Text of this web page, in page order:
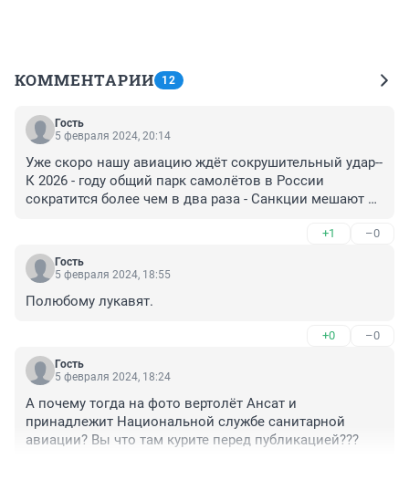
КОММЕНТАРИИ 12
Гость
5 февраля 2024, 20:14
Уже скоро нашу авиацию ждёт сокрушительный удар--
К 2026 - году общий парк самолётов в России
сократится более чем в два раза - Санкции мешают
+1 –0
Гость
5 февраля 2024, 18:55
Полюбому лукавят.
+0 –0
Гость
5 февраля 2024, 18:24
А почему тогда на фото вертолёт Ансат и
принадлежит Национальной службе санитарной
авиации? Вы что там курите перед публикацией???